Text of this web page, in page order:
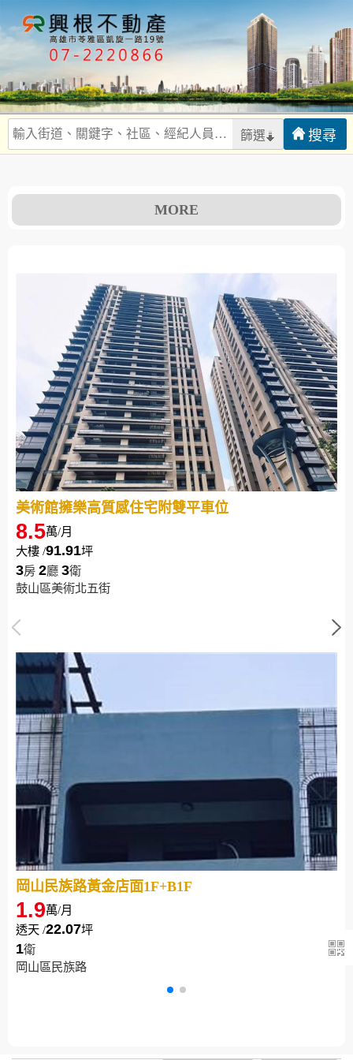
篩選
MORE
美術館擁樂高質感住宅附雙平車位
大樓 /91.91坪
8.5萬/月
3房 2廳 3衛
鼓山區美術北五街
岡山民族路黃金店面1F+B1F
透天 /22.07坪
1.9萬/月
1衛
岡山區民族路